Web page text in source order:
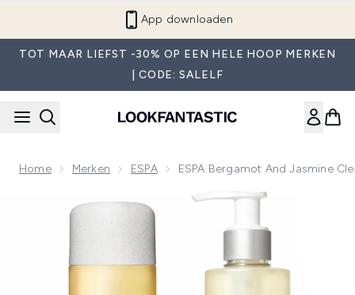
App downloaden
TOT MAAR LIEFST -30% OP EEN HELE HOOP MERKEN
| CODE: SALELF
Home Merken ESPA ESPA Bergamot And Jasmine
Now showing image 1 ESPA Bergamot and Jasmine